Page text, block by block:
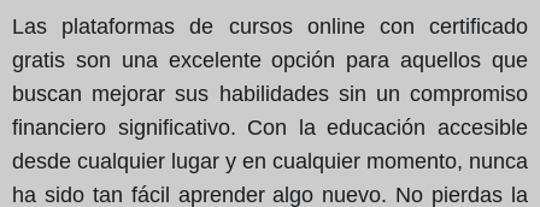
Las plataformas de cursos online con certificado
gratis son una excelente opción para aquellos que
buscan mejorar sus habilidades sin un compromiso
financiero significativo. Con la educación accesible
desde cualquier lugar y en cualquier momento, nunca
ha sido tan fácil aprender algo nuevo. No pierdas la